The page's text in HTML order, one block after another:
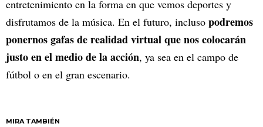
entretenimiento en la forma en que vemos deportes y
disfrutamos de la música. En el futuro, incluso podremos
ponernos gafas de realidad virtual que nos colocarán
justo en el medio de la acción, ya sea en el campo de
fútbol o en el gran escenario.
MIRA TAMBIÉN